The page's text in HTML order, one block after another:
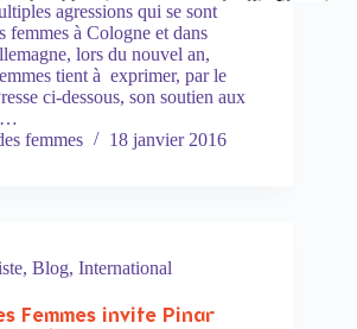
agressions qui se sont
femmes à Cologne et dans
lors du nouvel an,
tient à exprimer, par le
ci-dessous, son soutien aux
femmes
18 janvier 2016
, Blog, International
Femmes invite Pinar